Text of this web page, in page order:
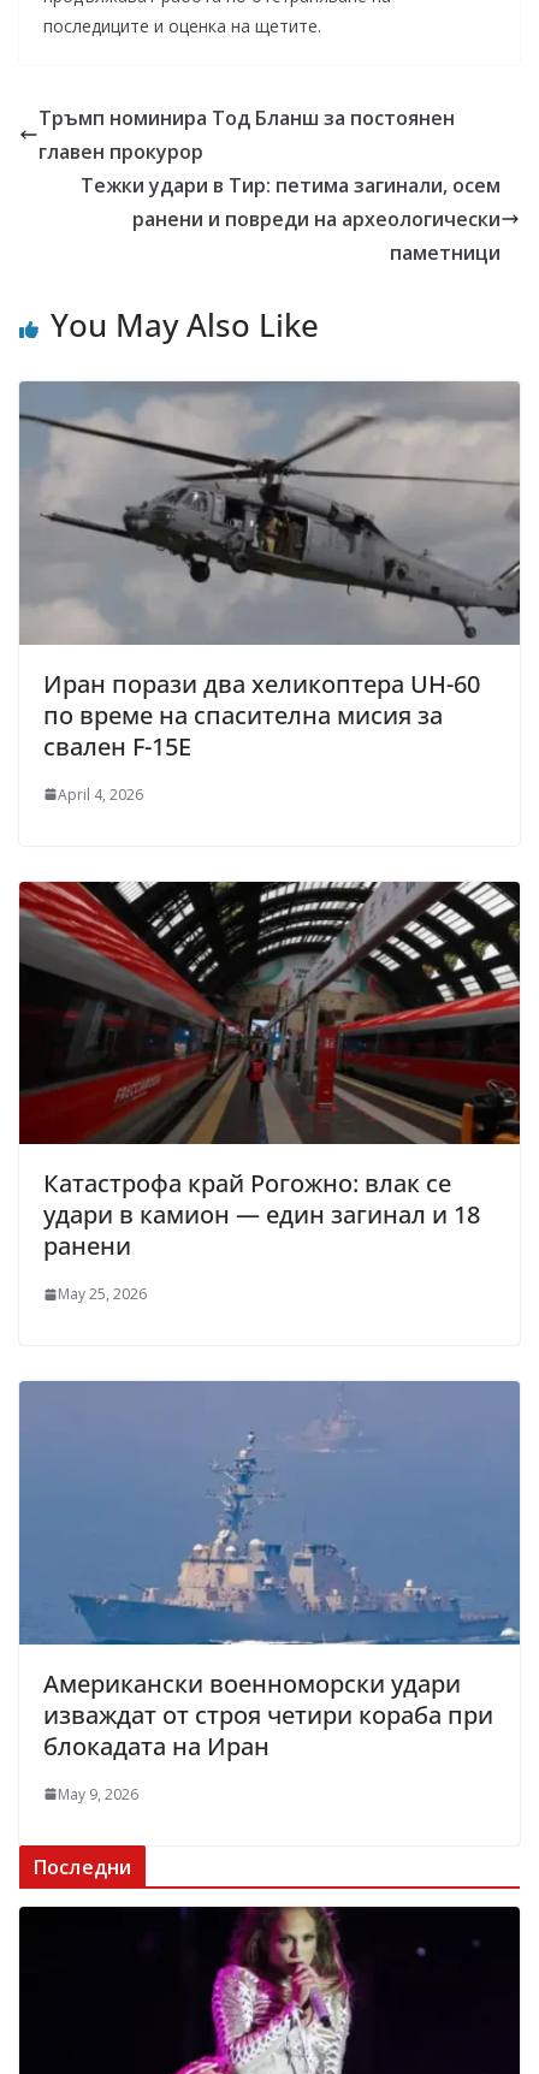
последиците и оценка на щетите.
Тръмп номинира Тод Бланш за постоянен
главен прокурор
Тежки удари в Тир: петима загинали, осем
ранени и повреди на археологически
паметници
You May Also Like
Иран порази два хеликоптера UH-60
по време на спасителна мисия за
свален F-15E
April 4, 2026
Катастрофа край Рогожно: влак се
удари в камион — един загинал и 18
ранени
May 25, 2026
Американски военноморски удари
изваждат от строя четири кораба при
блокадата на Иран
May 9, 2026
Последни